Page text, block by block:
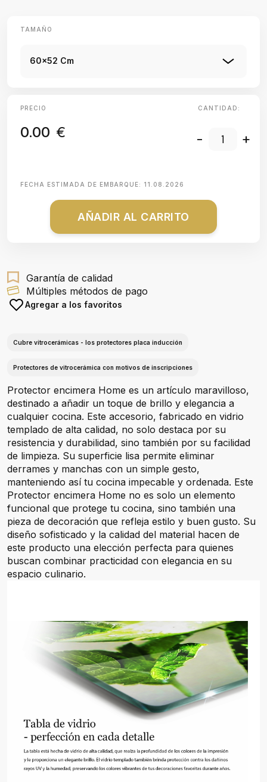
TAMAÑO
60x52 Cm
PRECIO
0.00 €
CANTIDAD:
- +
FECHA ESTIMADA DE EMBARQUE: 11.08.2026
AÑADIR AL CARRITO
Garantía de calidad
Múltiples métodos de pago
Agregar a los favoritos
Cubre vitrocerámicas - los protectores placa inducción
Protectores de vitrocerámica con motivos de inscripciones
Protector encimera Home es un artículo maravilloso,
destinado a añadir un toque de brillo y elegancia a
cualquier cocina. Este accesorio, fabricado en vidrio
templado de alta calidad, no solo destaca por su
resistencia y durabilidad, sino también por su facilidad
de limpieza. Su superficie lisa permite eliminar
derrames y manchas con un simple gesto,
manteniendo así tu cocina impecable y ordenada. Este
Protector encimera Home no es solo un elemento
funcional que protege tu cocina, sino también una
pieza de decoración que refleja estilo y buen gusto. Su
diseño sofisticado y la calidad del material hacen de
este producto una elección perfecta para quienes
buscan combinar practicidad con elegancia en su
espacio culinario.